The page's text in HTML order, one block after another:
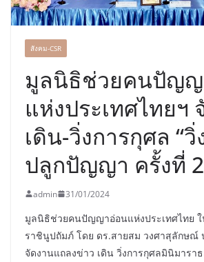
สังคม-CSR
มูลนิธิช่วยคนปัญ
แห่งประเทศไทยฯ
เดิน-วิ่งการกุศล “
ปลูกปัญญา ครั้งที่
admin 31/01/2024
มูลนิธิช่วยคนปัญญาอ่อนแห่งประเทศไทย
ราชินูปถัมภ์ โดย ดร.สายสม วงศาสุลักษณ์
จัดงานแถลงข่าว เดิน วิ่งการกุศลมินิมารา